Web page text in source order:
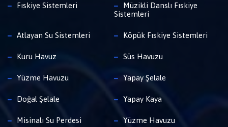
Fıskiye Sistemleri
Müzikli Danslı Fıskiye
Sistemleri
Atlayan Su Sistemleri Köpük Fıskiye Sistemleri
Kuru Havuz Süs Havuzu
Yüzme Havuzu Yapay Şelale
Doğal Şelale Yapay Kaya
Misinalı Su Perdesi Yüzme Havuzu